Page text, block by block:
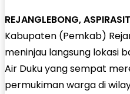
REJANGLEBONG,
Kabupaten (Pemkab)
meninjau langsung lokasi
Air Duku yang sempat
permukiman warga di